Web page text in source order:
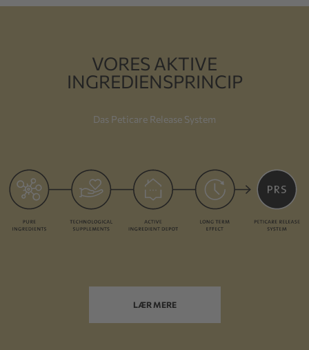
VORES AKTIVE
INGREDIENSPRINCIP
Das Peticare Release System
LÆR MERE